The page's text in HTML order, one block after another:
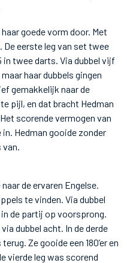
goede vorm door. Met
De eerste leg van set twee
twee darts. Via dubbel vijf
haar dubbels gingen
gemakkelijk naar de
pijl, en dat bracht Hedman
scorende vermogen van
Hedman gooide zonder
de ervaren Engelse.
te vinden. Via dubbel
de partij op voorsprong.
dubbel acht. In de derde
Ze gooide een 180’er en
vierde leg was scorend